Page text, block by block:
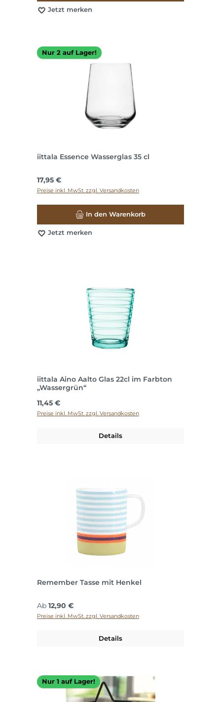
Jetzt merken
Nur 2 auf Lager!
iittala Essence Wasserglas 35 cl
Regulärer Preis:
17,95 €
Preise inkl. MwSt. zzgl. Versandkosten
In den Warenkorb
Jetzt merken
iittala Aino Aalto Glas 22cl im Farbton
„Wassergrün“
Regulärer Preis:
11,45 €
Preise inkl. MwSt. zzgl. Versandkosten
Details
Remember Tasse mit Henkel
Regulärer Preis:
Ab 12,90 €
Preise inkl. MwSt. zzgl. Versandkosten
Details
Nur 1 auf Lager!